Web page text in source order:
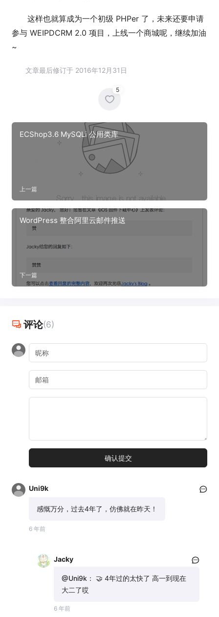
这样也就算成为一个初级 PHPer 了，未来还要申请
参与 WEIPDCRM 2.0 项目，上线一个商城呢，继续加油
~
文章最后修订于 2016年12月31日
5
ECShop3.6 MySQLi 公用类库
上一篇
WordPress 整合阿里云邮件推送
下一篇
评论(6)
Uni9k
感慨万分，过去4年了，仿佛就在昨天！
6 年前
Jacky
@Uni9k：
🤝 4年过的太快了 高一到现在
大二了哎
6 年前